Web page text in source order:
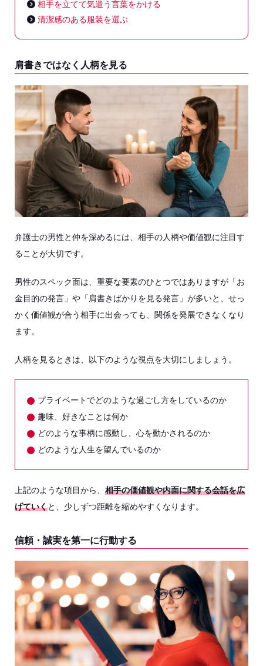
相手を立てて気遣う言葉をかける
清潔感のある服装を選ぶ
肩書きではなく人柄を見る
弁護士の男性と仲を深めるには、相手の人柄や価値観に注目す
ることが大切です。
男性のスペック面は、重要な要素のひとつではありますが「お
金目的の発言」や「肩書きばかりを見る発言」が多いと、せっ
かく価値観が合う相手に出会っても、関係を発展できなくなり
ます。
人柄を見るときは、以下のような視点を大切にしましょう。
プライベートでどのような過ごし方をしているのか
趣味、好きなことは何か
どのような事柄に感動し、心を動かされるのか
どのような人生を望んでいるのか
上記のような項目から、 相手の価値観や内面に関する会話を広
げていくと、少しずつ距離を縮めやすくなります。
信頼・誠実を第一に行動する